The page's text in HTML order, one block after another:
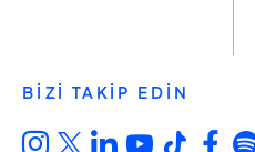
BİZİ TAKİP EDİN